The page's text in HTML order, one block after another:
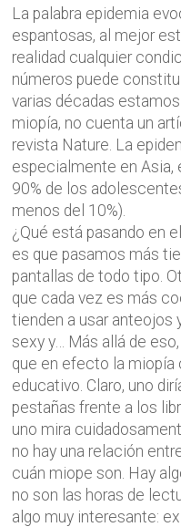
La palabra epidemia
espantosas, al mejor
realidad cualquier
números puede
varias décadas
miopía, no cuenta un
revista Nature. La
especialmente en Asia,
90% de los
menos del 10%).
¿Qué está pasando en
es que pasamos más
pantallas de todo tipo.
que cada vez es más
tienden a usar anteojos
sexy y… Más allá de
que en efecto la miopía
educativo. Claro, uno
pestañas frente a los
uno mira
no hay una relación
cuán miope son. Hay
no son las horas de
algo muy interesante: